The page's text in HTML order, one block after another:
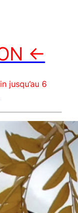
←
jusqu’au 6